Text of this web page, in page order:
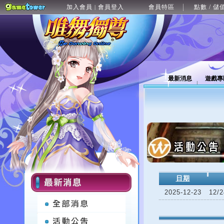
加入會員 | 會員登入 會員特區 點數 / 儲
最新消息 遊戲
日期
2025-12-23
12/